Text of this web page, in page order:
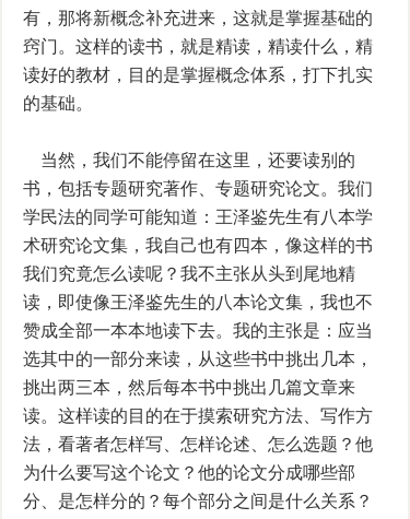
有，那将新概念补充进来，这就是掌握基础的
窍门。这样的读书，就是精读，精读什么，精
读好的教材，目的是掌握概念体系，打下扎实
的基础。
当然，我们不能停留在这里，还要读别的
书，包括专题研究著作、专题研究论文。我们
学民法的同学可能知道：王泽鉴先生有八本学
术研究论文集，我自己也有四本，像这样的书
我们究竟怎么读呢？我不主张从头到尾地精
读，即使像王泽鉴先生的八本论文集，我也不
赞成全部一本本地读下去。我的主张是：应当
选其中的一部分来读，从这些书中挑出几本，
挑出两三本，然后每本书中挑出几篇文章来
读。这样读的目的在于摸索研究方法、写作方
法，看著者怎样写、怎样论述、怎么选题？他
为什么要写这个论文？他的论文分成哪些部
分、是怎样分的？每个部分之间是什么关系？